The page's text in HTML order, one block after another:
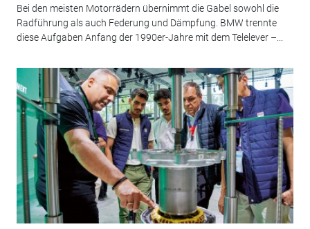
Bei den meisten Motorrädern übernimmt die Gabel sowohl die
Radführung als auch Federung und Dämpfung. BMW trennte
diese Aufgaben Anfang der 1990er-Jahre mit dem Telelever –...